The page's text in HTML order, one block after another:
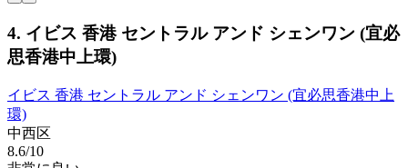
4. イビス 香港 セントラル アンド シェンワン (宜必
思香港中上環)
イビス 香港 セントラル アンド シェンワン (宜必思香港中上
環)
中西区
8.6/10